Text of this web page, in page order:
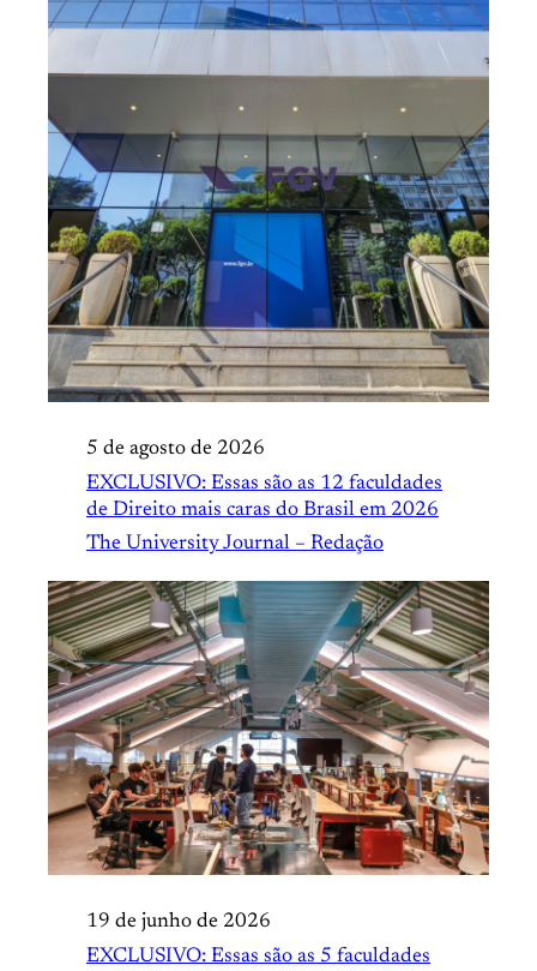
5 de agosto de 2026
EXCLUSIVO: Essas são as 12 faculdades
de Direito mais caras do Brasil em 2026
The University Journal – Redação
19 de junho de 2026
EXCLUSIVO: Essas são as 5 faculdades